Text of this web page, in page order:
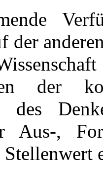
der
der
des
Aus-,
Stellenwert